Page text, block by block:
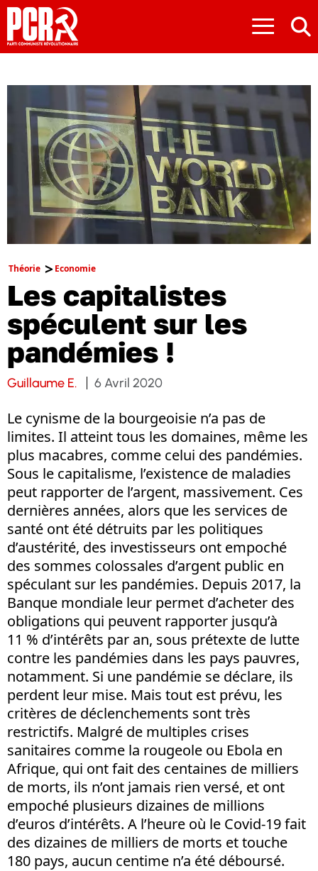
≡
Théorie Economie
Les capitalistes
spéculent sur les
pandémies !
Guillaume E. 6 Avril 2020
Le cynisme de la bourgeoisie n’a pas de
limites. Il atteint tous les domaines, même les
plus macabres, comme celui des pandémies.
Sous le capitalisme, l’existence de maladies
peut rapporter de l’argent, massivement. Ces
dernières années, alors que les services de
santé ont été détruits par les politiques
d’austérité, des investisseurs ont empoché
des sommes colossales d’argent public en
spéculant sur les pandémies. Depuis 2017, la
Banque mondiale leur permet d’acheter des
obligations qui peuvent rapporter jusqu’à
11 % d’intérêts par an, sous prétexte de lutte
contre les pandémies dans les pays pauvres,
notamment. Si une pandémie se déclare, ils
perdent leur mise. Mais tout est prévu, les
critères de déclenchements sont très
restrictifs. Malgré de multiples crises
sanitaires comme la rougeole ou Ebola en
Afrique, qui ont fait des centaines de milliers
de morts, ils n’ont jamais rien versé, et ont
empoché plusieurs dizaines de millions
d’euros d’intérêts. A l’heure où le Covid-19 fait
des dizaines de milliers de morts et touche
180 pays, aucun centime n’a été déboursé.